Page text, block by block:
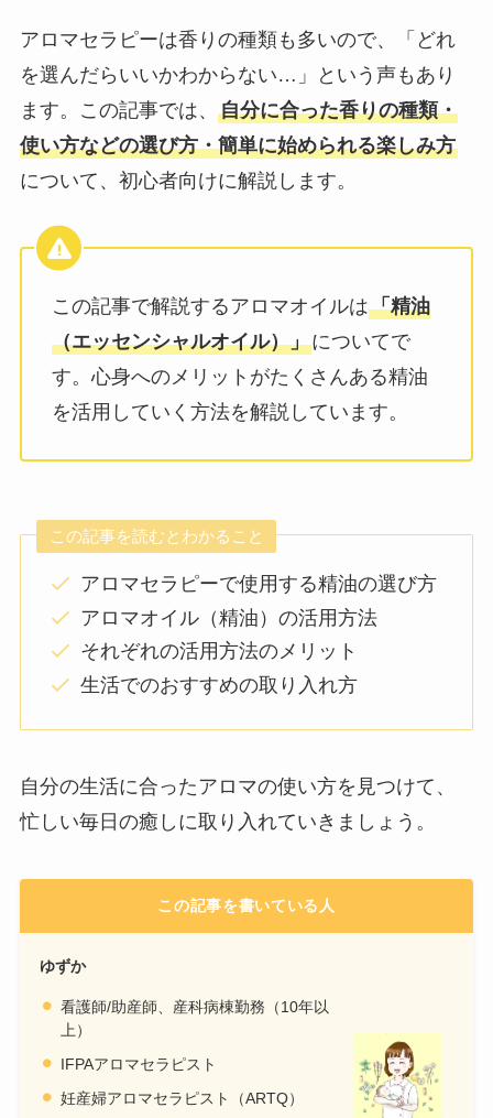
アロマセラピーは香りの種類も多いので、「どれ
を選んだらいいかわからない…」という声もあり
ます。この記事では、 自分に合った香りの種類・
使い方などの選び方・簡単に始められる楽しみ方
について、初心者向けに解説します。
この記事で解説するアロマオイルは「精油
（エッセンシャルオイル）」についてで
す。心身へのメリットがたくさんある精油
を活用していく方法を解説しています。
この記事を読むとわかること
アロマセラピーで使用する精油の選び方
アロマオイル（精油）の活用方法
それぞれの活用方法のメリット
生活でのおすすめの取り入れ方
自分の生活に合ったアロマの使い方を見つけて、
忙しい毎日の癒しに取り入れていきましょう。
この記事を書いている人
ゆずか
看護師/助産師、産科病棟勤務（10年以
上）
IFPAアロマセラピスト
妊産婦アロマセラピスト（ARTQ）